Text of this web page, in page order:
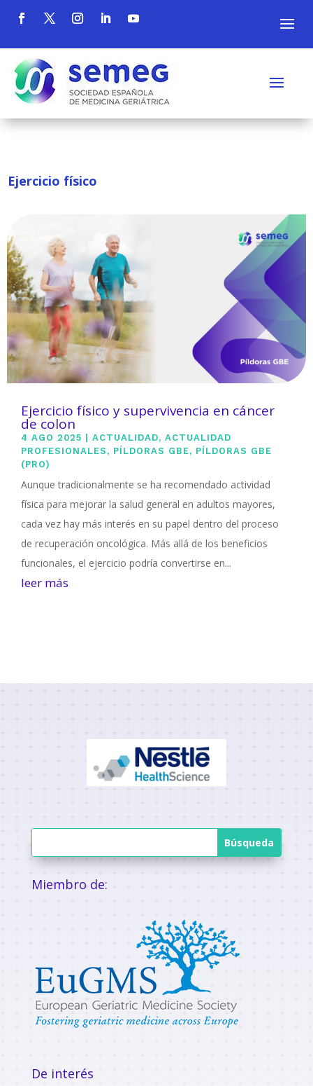
Ejercicio físico
Ejercicio físico y supervivencia en cáncer
de colon
4 AGO 2025 |ACTUALIDAD,ACTUALIDAD
PROFESIONALES , PÍLDORAS GBE, PÍLDORAS GBE
(PRO)
Aunque tradicionalmente se ha recomendado actividad
física para mejorar la salud general en adultos mayores,
cada vez hay más interés en su papel dentro del proceso
de recuperación oncológica. Más allá de los beneficios
funcionales, el ejercicio podría convertirse en...
leer más
Miembro de:
De interés